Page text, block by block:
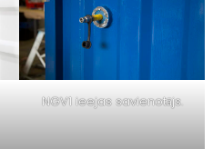
NGV1 ieejas savienotājs.